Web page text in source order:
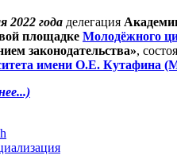
2022 года делегация
площадке Молодёжного
законодательства»,
имени О.Е. Кутафина